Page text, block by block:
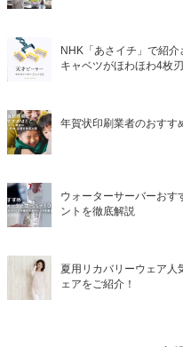
NHK「あさイチ」で紹
キャベツがほわほわ4枚
年賀状印刷業者のおすす
ウォーターサーバーおす
ントを徹底解説
夏用リカバリーウェア人
ェアをご紹介！